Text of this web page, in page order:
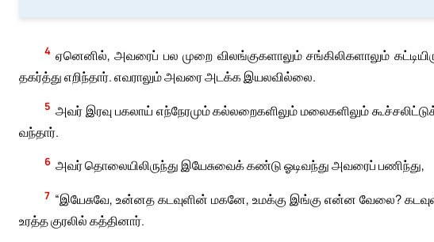
4 ஏனெனில், அவரைப் பல முறை விலங்குகளாலும் சங்கிலிகளாலும்
தகர்த்து எறிந்தார். எவராலும் அவரை அடக்க இயலவில்லை.
5 அவர் இரவு பகலாய் எந்நேரமும் கல்லறைகளிலும் மலைகளிலும்
வந்தார்.
6 அவர் தொலையிலிருந்து இயேசுவைக் கண்டு ஓடிவந்து அவரைப் பணிந்து,
7 “இயேசுவே, உன்னத கடவுளின் மகனே, உமக்கு இங்கு என்ன வேலை?
உரத்த குரலில் கத்தினார்.